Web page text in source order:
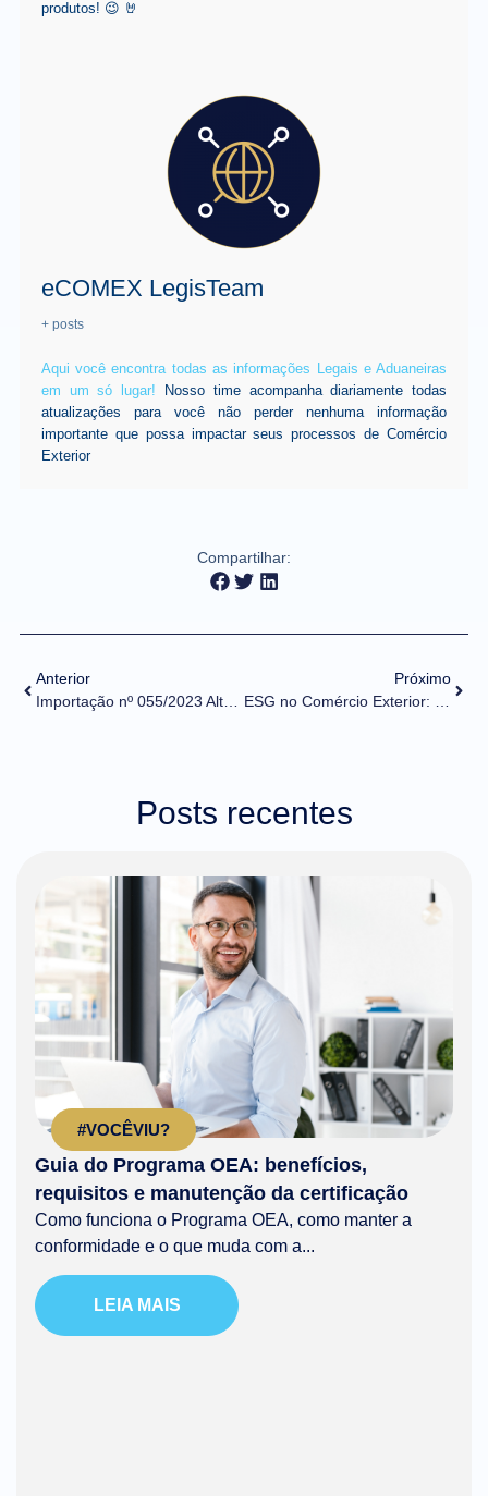
produtos! 😉 🤘
eCOMEX LegisTeam
+ posts
Aqui você encontra todas as informações Legais e Aduaneiras
em um só lugar! Nosso time acompanha diariamente todas
atualizações para você não perder nenhuma informação
importante que possa impactar seus processos de Comércio
Exterior
Compartilhar:
Anterior
Importação nº 055/2023 Alteração de tratamento administrativo – Anvisa – NCM 53062000 e 21069010
Próximo
ESG no Comércio Exterior: a importância de se atentar a práticas mais sustentáveis na sua operação
Posts recentes
#VOCÊVIU?
Guia do Programa OEA: benefícios,
requisitos e manutenção da certificação
Como funciona o Programa OEA, como manter a
conformidade e o que muda com a...
LEIA MAIS